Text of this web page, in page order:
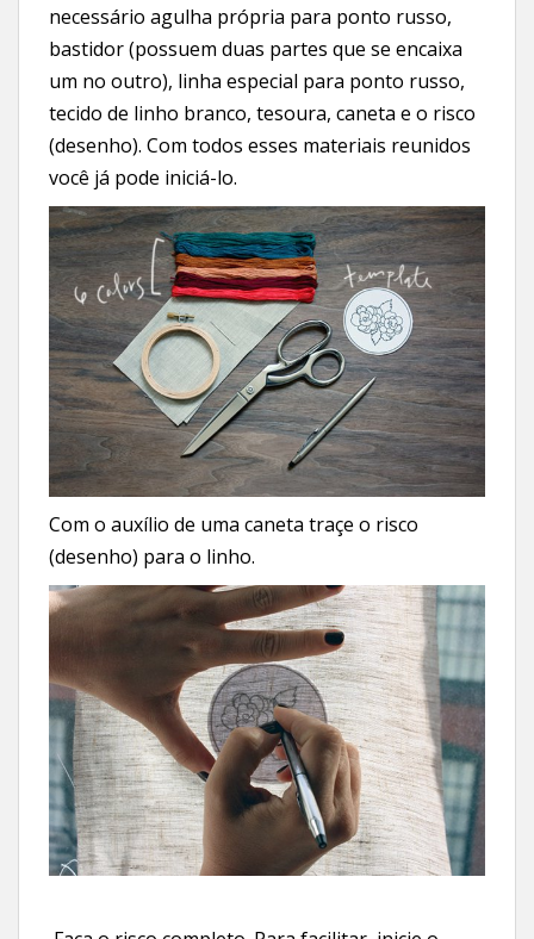
necessário agulha própria para ponto russo,
bastidor (possuem duas partes que se encaixa
um no outro), linha especial para ponto russo,
tecido de linho branco, tesoura, caneta e o risco
(desenho). Com todos esses materiais reunidos
você já pode iniciá-lo.
Com o auxílio de uma caneta traçe o risco
(desenho) para o linho.